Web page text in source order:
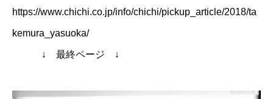
https://www.chichi.co.jp/info/chichi/pickup_article/2018/ta
kemura_yasuoka/
↓ 最終ページ ↓